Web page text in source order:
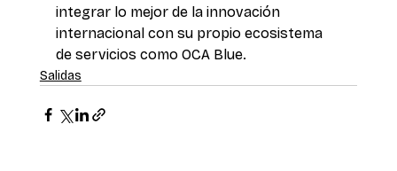
integrar lo mejor de la innovación
internacional con su propio ecosistema
de servicios como OCA Blue.
Salidas